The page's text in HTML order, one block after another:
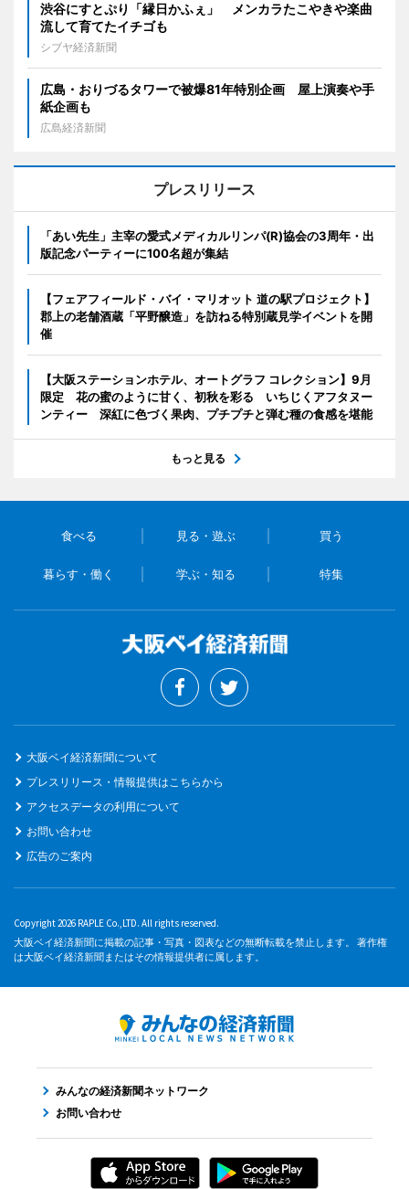
渋谷にすとぷり「縁日かふぇ」 メンカラたこやきや楽曲
流して育てたイチゴも
シブヤ経済新聞
広島・おりづるタワーで被爆81年特別企画 屋上演奏や手
紙企画も
広島経済新聞
プレスリリース
「あい先生」主宰の愛式メディカルリンパ(R)協会の3周年・出
版記念パーティーに100名超が集結
【フェアフィールド・バイ・マリオット 道の駅プロジェクト】
郡上の老舗酒蔵「平野醸造」を訪ねる特別蔵見学イベントを開
催
【大阪ステーションホテル、オートグラフ コレクション】9月
限定 花の蜜のように甘く、初秋を彩る いちじくアフタヌー
ンティー 深紅に色づく果肉、プチプチと弾む種の食感を堪能
もっと見る
食べる 見る・遊ぶ 買う
暮らす・働く 学ぶ・知る 特集
大阪ベイ経済新聞について
プレスリリース・情報提供はこちらから
アクセスデータの利用について
お問い合わせ
広告のご案内
Copyright 2026 RAPLE Co.,LTD. All rights reserved.
大阪ベイ経済新聞に掲載の記事・写真・図表などの無断転載を禁止します。 著作権
は大阪ベイ経済新聞またはその情報提供者に属します。
みんなの経済新聞ネットワーク
お問い合わせ